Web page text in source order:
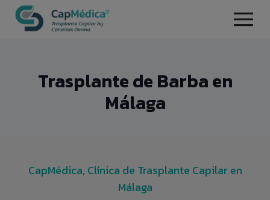
Trasplante de Barba en
Málaga
CapMédica, Clínica de Trasplante Capilar en
Málaga